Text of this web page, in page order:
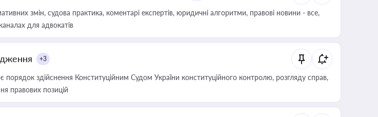
змін, судова практика, коментарі експертів, юридичні алгоритми, правові новини - все,
для адвокатів
+3
порядок здійснення Конституційним Судом України конституційного контролю, розгляду справ,
правових позицій